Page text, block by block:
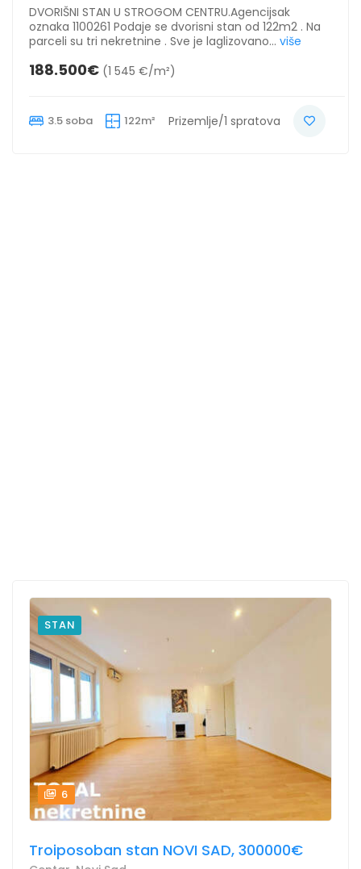
DVORIŠNI STAN U STROGOM CENTRU.Agencijsak
oznaka 1100261 Podaje se dvorisni stan od 122m2 . Na
parceli su tri nekretnine . Sve je laglizovano... više
188.500€ (1 545 €/m²)
3.5 soba 122m² Prizemlje/1 spratova
STAN
6
Troiposoban stan NOVI SAD, 300000€